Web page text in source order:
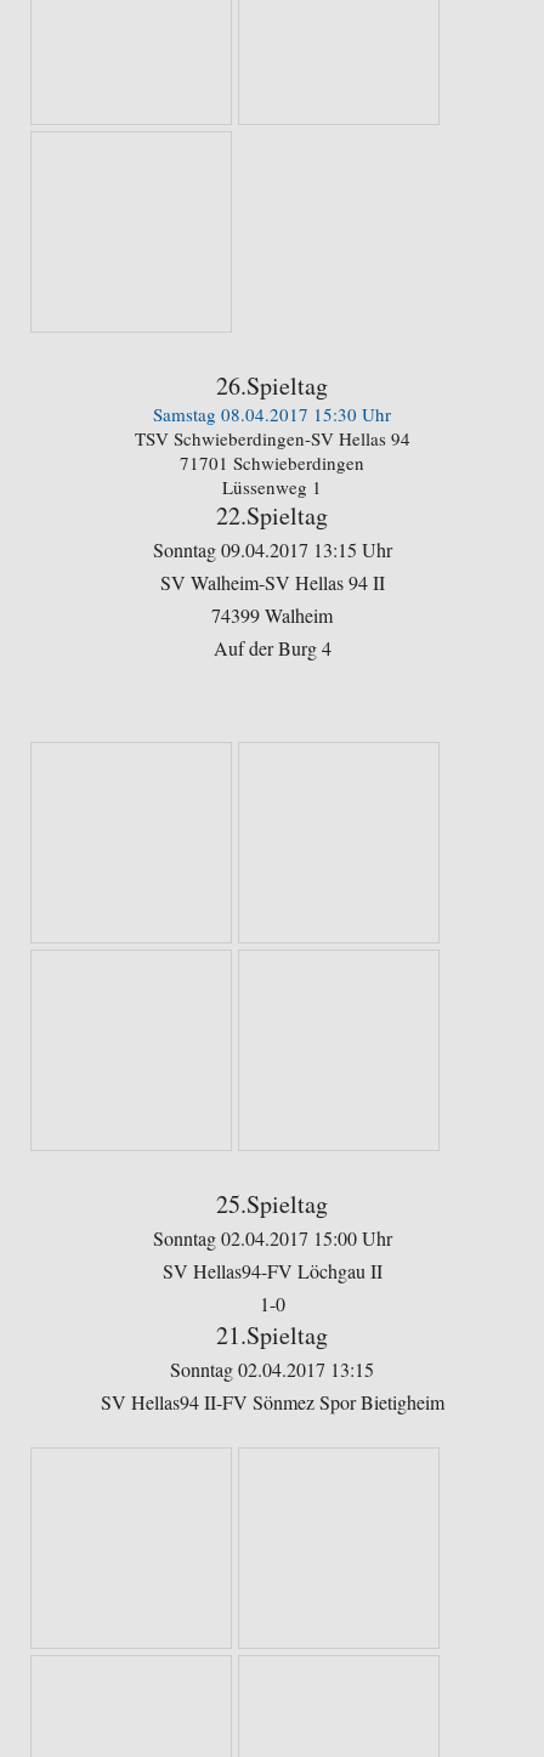
26.Spieltag
Samstag 08.04.2017 15:30 Uhr
TSV Schwieberdingen-SV Hellas 94
71701 Schwieberdingen
Lüssenweg 1
22.Spieltag
Sonntag 09.04.2017 13:15 Uhr
SV Walheim-SV Hellas 94 II
74399 Walheim
Auf der Burg 4
25.Spieltag
Sonntag 02.04.2017 15:00 Uhr
SV Hellas94-FV Löchgau II
1-0
21.Spieltag
Sonntag 02.04.2017 13:15
SV Hellas94 II-FV Sönmez Spor Bietigheim